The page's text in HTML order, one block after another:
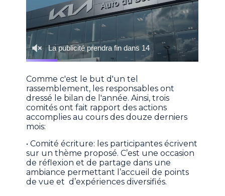
Comme c'est le but d'un tel
rassemblement, les responsables ont
dressé le bilan de l'année. Ainsi, trois
comités ont fait rapport des actions
accomplies au cours des douze derniers
mois:
• Comité écriture: les participantes écrivent
sur un thème proposé. C’est une occasion
de réflexion et de partage dans une
ambiance permettant l’accueil de points
de vue et d’expériences diversifiés.